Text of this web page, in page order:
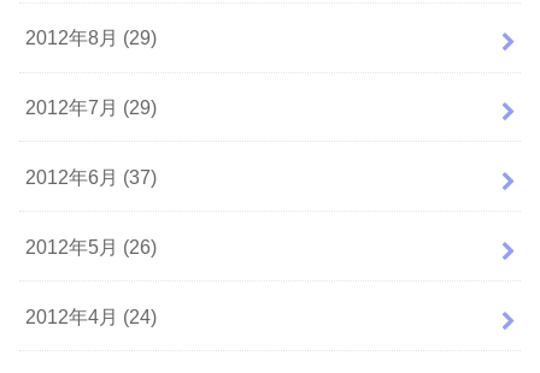
2012年8月 (29)
2012年7月 (29)
2012年6月 (37)
2012年5月 (26)
2012年4月 (24)